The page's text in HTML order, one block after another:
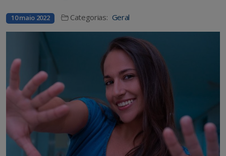
10 maio 2022 Categorias: Geral